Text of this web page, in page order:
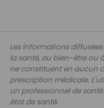
Les informations
la santé, au bien-être ou
ne constituent en aucun
prescription médicale.
un professionnel de
état de santé.